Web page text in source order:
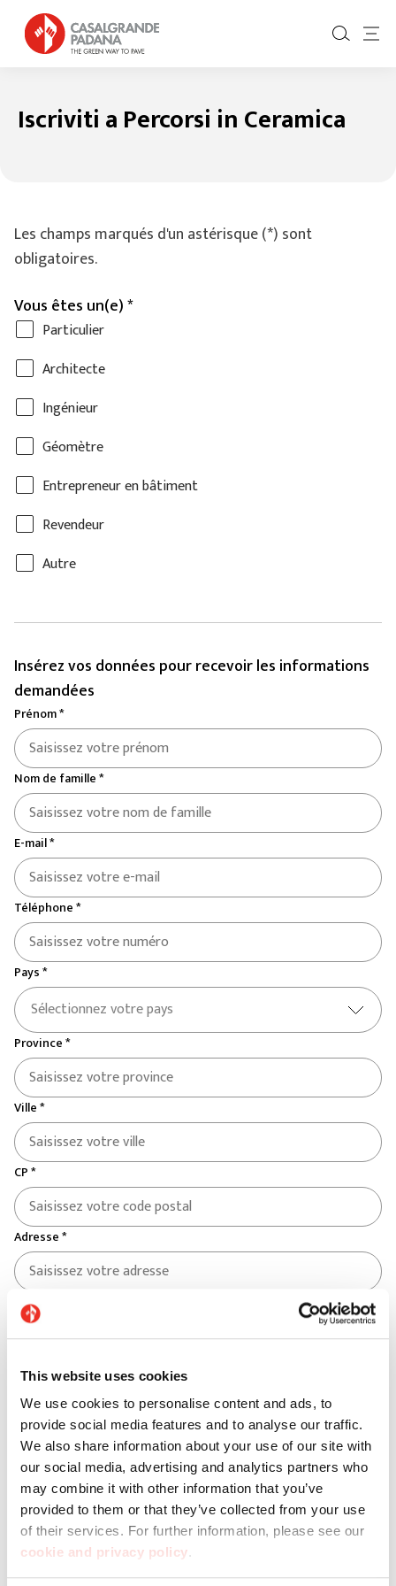
This website uses cookies
We use cookies to personalise content and ads, to
provide social media features and to analyse our traffic.
We also share information about your use of our site with
our social media, advertising and analytics partners who
may combine it with other information that you’ve
provided to them or that they’ve collected from your use
of their services. For further information, please see our
cookie and privacy policy.
Iscriviti a Percorsi in Ceramica
Les champs marqués d'un astérisque (*) sont
obligatoires.
Vous êtes un(e) *
Particulier
Architecte
Ingénieur
Géomètre
Entrepreneur en bâtiment
Revendeur
Autre
Insérez vos données pour recevoir les informations
demandées
Prénom *
Nom de famille *
E-mail *
Téléphone *
Pays *
Sélectionnez votre pays
Province *
Ville *
CP *
Adresse *
Numéro de rue *
Insérez votre message